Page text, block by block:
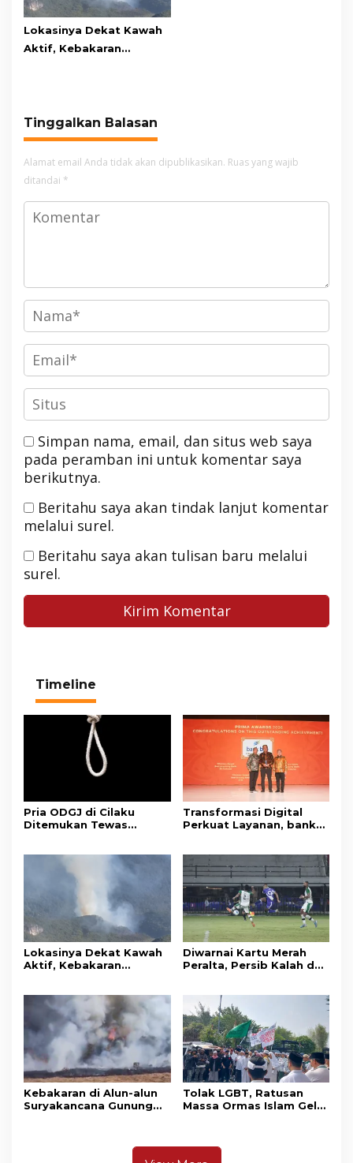
Lokasinya Dekat Kawah
Aktif, Kebakaran
Tinggalkan Balasan
Alamat email Anda tidak akan dipublikasikan. Ruas yang wajib
ditandai *
Simpan nama, email, dan situs web saya
pada peramban ini untuk komentar saya
berikutnya.
Beritahu saya akan tindak lanjut komentar
melalui surel.
Beritahu saya akan tulisan baru melalui
surel.
Timeline
Pria ODGJ di Cilaku
Ditemukan Tewas
Transformasi Digital
Perkuat Layanan, bank
Awards 2026
Lokasinya Dekat Kawah
Aktif, Kebakaran
Pangrango
Diwarnai Kartu Merah
Peralta, Persib Kalah dari
Kebakaran di Alun-alun
Suryakancana Gunung
Tolak LGBT, Ratusan
Massa Ormas Islam Gelar